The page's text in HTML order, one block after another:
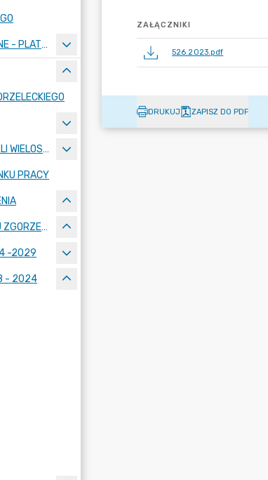
ZAMÓWIENIA PUBLICZNE - PLATFORMA ZAKUPOWA
RADA PRZEDSTAWICIELI WIELOSPECJALISTYCZNEGO ZESPOŁU OPIEKI ZDROWOTNEJ "BOLESŁAWIEC-ZGORZELEC" SAMODZIELNEGO PUBLICZNEGO ZAKŁADU OPIEKI ZDROWOTNEJ
PRACY
ZARZĄDU POWIATU ZGORZELECKIEGO
-2029
- 2024
ZAŁĄCZNIKI
526.2023.pdf
DRUKUJ ZAPISZ DO PDF